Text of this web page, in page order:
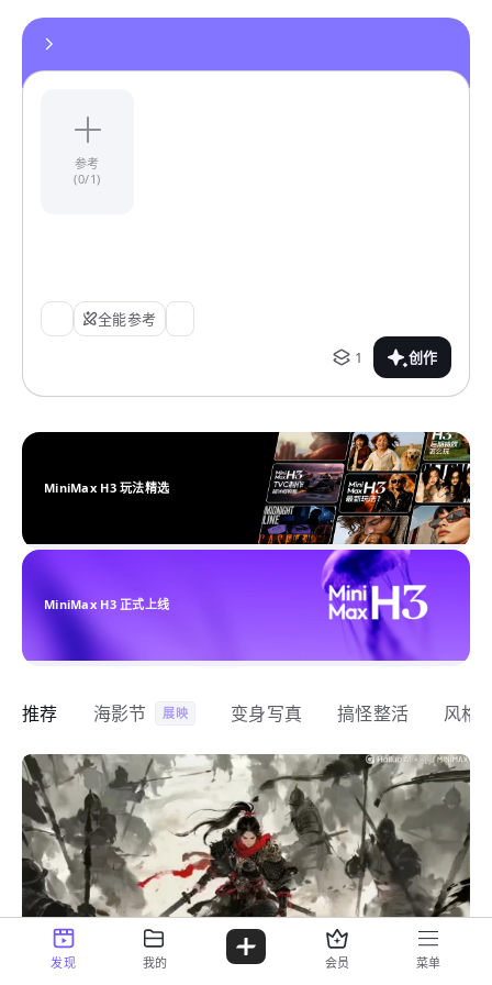
参考
(0/1)
全能参考
1
创作
MiniMax H3 玩法精选
MiniMax H3 正式上线
推荐 海影节 展映 变身写真 搞怪整活 风格
发现 我的 会员 菜单